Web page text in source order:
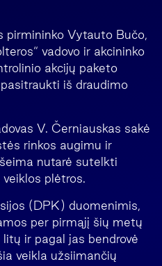
pirmininko Vytauto Bučo,
vadovo ir akcininko
akcijų paketo
iš draudimo
V. Černiauskas sakė
rinkos augimu ir
nutarė sutelkti
plėtros.
(DPK) duomenimis,
per pirmąjį šių metų
ir pagal jas bendrovė
veikla užsiimančių